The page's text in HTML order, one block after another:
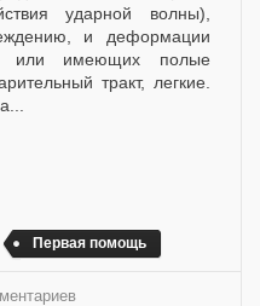
ударной волны),
и деформации
или имеющих полые
тракт, легкие.
Первая помощь